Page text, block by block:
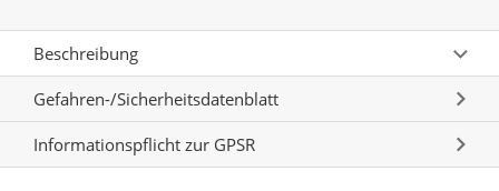
Beschreibung
Gefahren-/Sicherheitsdatenblatt
Informationspflicht zur GPSR